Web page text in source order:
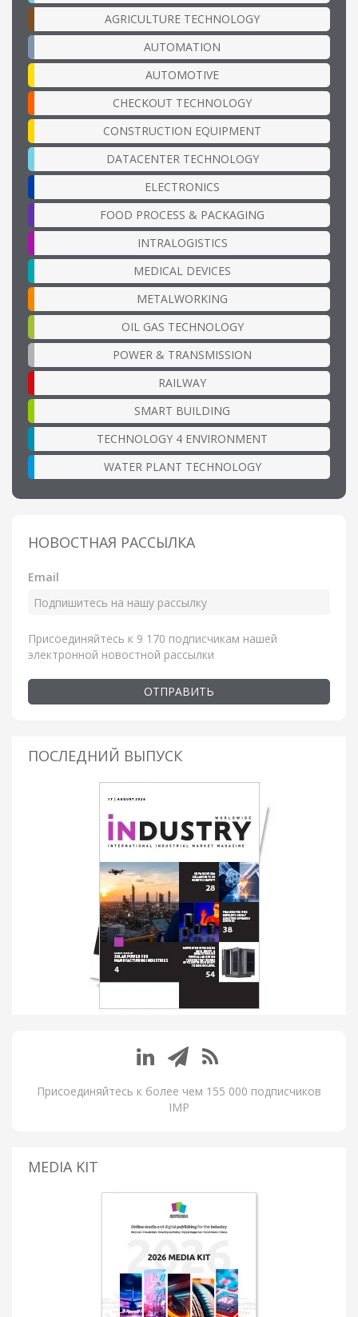
AGRICULTURE TECHNOLOGY
AUTOMATION
AUTOMOTIVE
CHECKOUT TECHNOLOGY
CONSTRUCTION EQUIPMENT
DATACENTER TECHNOLOGY
ELECTRONICS
FOOD PROCESS & PACKAGING
INTRALOGISTICS
MEDICAL DEVICES
METALWORKING
OIL GAS TECHNOLOGY
POWER & TRANSMISSION
RAILWAY
SMART BUILDING
TECHNOLOGY 4 ENVIRONMENT
WATER PLANT TECHNOLOGY
НОВОСТНАЯ РАССЫЛКА
Email
Присоединяйтесь к 9 170 подписчикам нашей
электронной новостной рассылки
ОТПРАВИТЬ
ПОСЛЕДНИЙ ВЫПУСК
Присоединяйтесь к более чем 155 000 подписчиков
IMP
MEDIA KIT